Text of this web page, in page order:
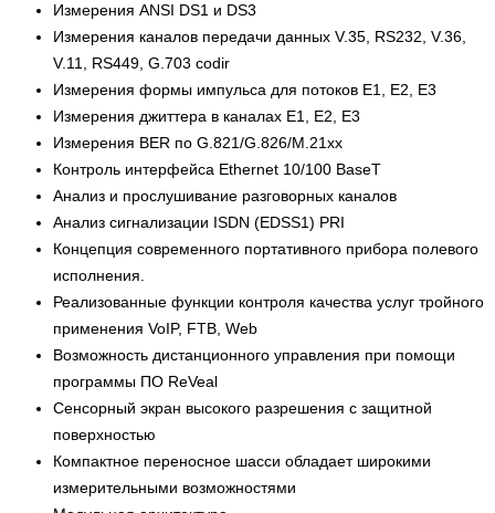
Измерения ANSI DS1 и DS3
Измерения каналов передачи данных V.35, RS232, V.36,
V.11, RS449, G.703 codir
Измерения формы импульса для потоков Е1, Е2, Е3
Измерения джиттера в каналах Е1, Е2, Е3
Измерения BER по G.821/G.826/M.21xx
Контроль интерфейса Ethernet 10/100 BaseT
Анализ и прослушивание разговорных каналов
Анализ сигнализации ISDN (EDSS1) PRI
Концепция современного портативного прибора полевого
исполнения.
Реализованные функции контроля качества услуг тройного
применения VoIP, FTB, Web
Возможность дистанционного управления при помощи
программы ПО ReVeal
Сенсорный экран высокого разрешения с защитной
поверхностью
Компактное переносное шасси обладает широкими
измерительными возможностями